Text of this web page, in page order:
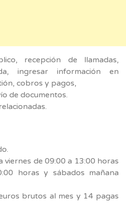
recepción de llamadas,
ingresar información en
cobros y pagos,
de documentos.
viernes de 09:00 a 13:00 horas
horas y sábados mañana
brutos al mes y 14 pagas